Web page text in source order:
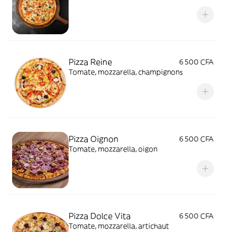
Pizza Reine
6 500 CFA
Tomate, mozzarella, champignons
Pizza Oignon
6 500 CFA
Tomate, mozzarella, oigon
Pizza Dolce Vita
6 500 CFA
Tomate, mozzarella, artichaut